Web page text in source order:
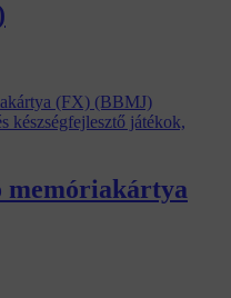
készségfejlesztő játékok,
memóriakártya